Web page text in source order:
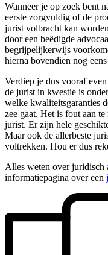
Wanneer je op zoek bent
eerste zorgvuldig of de
jurist volbracht kan
door een beëdigde
begrijpelijkerwijs
hierna bovendien nog
Verdiep je dus vooraf
de jurist in kwestie is
welke kwaliteitsgaranties
zee gaat. Het is fout aan te
jurist. Er zijn hele
Maar ook de allerbeste
voltrekken. Hou er dus
Alles weten over juridisch
informatiepagina over een